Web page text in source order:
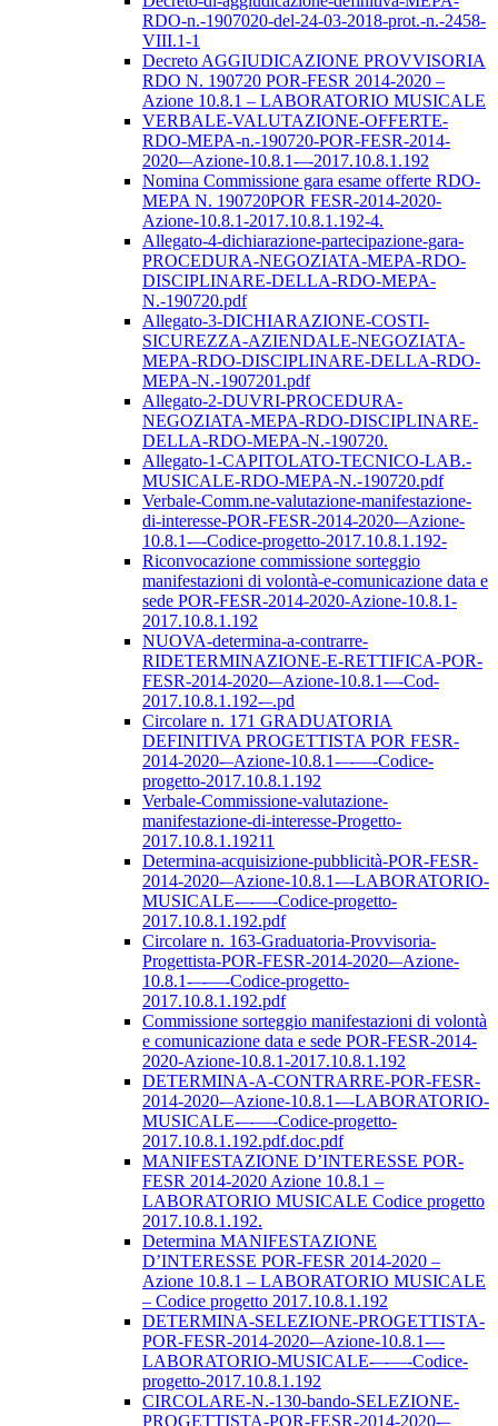
RDO-n.-1907020-del-24-03-2018-prot.-n.-2458-
VIII.1-1
Decreto AGGIUDICAZIONE PROVVISORIA
RDO N. 190720 POR-FESR 2014-2020 –
Azione 10.8.1 – LABORATORIO MUSICALE
VERBALE-VALUTAZIONE-OFFERTE-
RDO-MEPA-n.-190720-POR-FESR-2014-
2020-–Azione-10.8.1-–-2017.10.8.1.192
Nomina Commissione gara esame offerte RDO-
MEPA N. 190720POR FESR-2014-2020-
Azione-10.8.1-2017.10.8.1.192-4.
Allegato-4-dichiarazione-partecipazione-gara-
PROCEDURA-NEGOZIATA-MEPA-RDO-
DISCIPLINARE-DELLA-RDO-MEPA-
N.-190720.pdf
Allegato-3-DICHIARAZIONE-COSTI-
SICUREZZA-AZIENDALE-NEGOZIATA-
MEPA-RDO-DISCIPLINARE-DELLA-RDO-
MEPA-N.-1907201.pdf
Allegato-2-DUVRI-PROCEDURA-
NEGOZIATA-MEPA-RDO-DISCIPLINARE-
DELLA-RDO-MEPA-N.-190720.
Allegato-1-CAPITOLATO-TECNICO-LAB.-
MUSICALE-RDO-MEPA-N.-190720.pdf
Verbale-Comm.ne-valutazione-manifestazione-
di-interesse-POR-FESR-2014-2020-–Azione-
10.8.1-–-Codice-progetto-2017.10.8.1.192-
Riconvocazione commissione sorteggio
manifestazioni di volontà-e-comunicazione data e
sede POR-FESR-2014-2020-Azione-10.8.1-
2017.10.8.1.192
NUOVA-determina-a-contrarre-
RIDETERMINAZIONE-E-RETTIFICA-POR-
FESR-2014-2020-–Azione-10.8.1-–-Cod-
2017.10.8.1.192-–.pd
Circolare n. 171 GRADUATORIA
DEFINITIVA PROGETTISTA POR FESR-
2014-2020-–Azione-10.8.1-–-––-Codice-
progetto-2017.10.8.1.192
Verbale-Commissione-valutazione-
manifestazione-di-interesse-Progetto-
2017.10.8.1.19211
Determina-acquisizione-pubblicità-POR-FESR-
2014-2020-–Azione-10.8.1-–-LABORATORIO-
MUSICALE-–-––-Codice-progetto-
2017.10.8.1.192.pdf
Circolare n. 163-Graduatoria-Provvisoria-
Progettista-POR-FESR-2014-2020-–Azione-
10.8.1-–-––-Codice-progetto-
2017.10.8.1.192.pdf
Commissione sorteggio manifestazioni di volontà
e comunicazione data e sede POR-FESR-2014-
2020-Azione-10.8.1-2017.10.8.1.192
DETERMINA-A-CONTRARRE-POR-FESR-
2014-2020-–Azione-10.8.1-–-LABORATORIO-
MUSICALE-–-––-Codice-progetto-
2017.10.8.1.192.pdf.doc.pdf
MANIFESTAZIONE D’INTERESSE POR-
FESR 2014-2020 Azione 10.8.1 –
LABORATORIO MUSICALE Codice progetto
2017.10.8.1.192.
Determina MANIFESTAZIONE
D’INTERESSE POR-FESR 2014-2020 –
Azione 10.8.1 – LABORATORIO MUSICALE
– Codice progetto 2017.10.8.1.192
DETERMINA-SELEZIONE-PROGETTISTA-
POR-FESR-2014-2020-–Azione-10.8.1-–-
LABORATORIO-MUSICALE-–-––-Codice-
progetto-2017.10.8.1.192
CIRCOLARE-N.-130-bando-SELEZIONE-
PROGETTISTA-POR-FESR-2014-2020-–